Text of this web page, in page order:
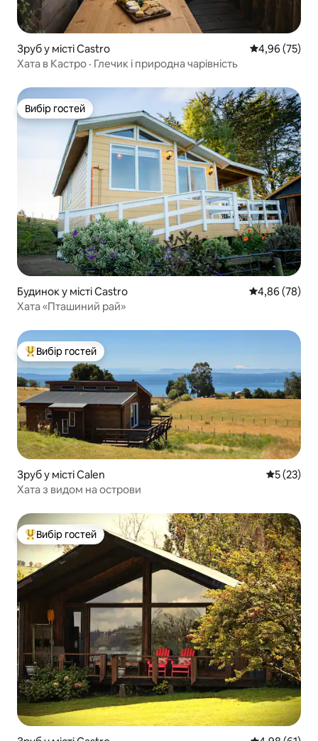
Зруб у місті Castro Середня
4,96 (75)
Хата в Кастро · Глечик і природна чарівність
Вибір гостей
Вибір гостей
Будинок у місті Castro Середня
4,86 (78)
Хата «Пташиний рай»
Топ вибір гостей
Вибір гостей
Зруб у місті Calen Середня
5 (23)
Хата з видом на острови
Топ вибір гостей
Вибір гостей